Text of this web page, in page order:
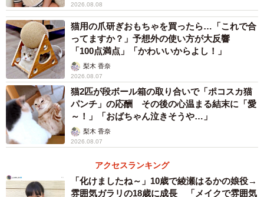
2026.08.08
猫用の爪研ぎおもちゃを買ったら…「これで合
ってますか？」予想外の使い方が大反響
「100点満点」「かわいいからよし！」
梨木 香奈
2026.08.07
猫2匹が段ボール箱の取り合いで「ポコスカ猫
パンチ」の応酬 その後の心温まる結末に「愛
～！」「おばちゃん泣きそうや…」
梨木 香奈
2026.08.07
アクセスランキング
「化けましたね～」10歳で綾瀬はるかの娘役→
雰囲気ガラリの18歳に成長 「メイクで雰囲気